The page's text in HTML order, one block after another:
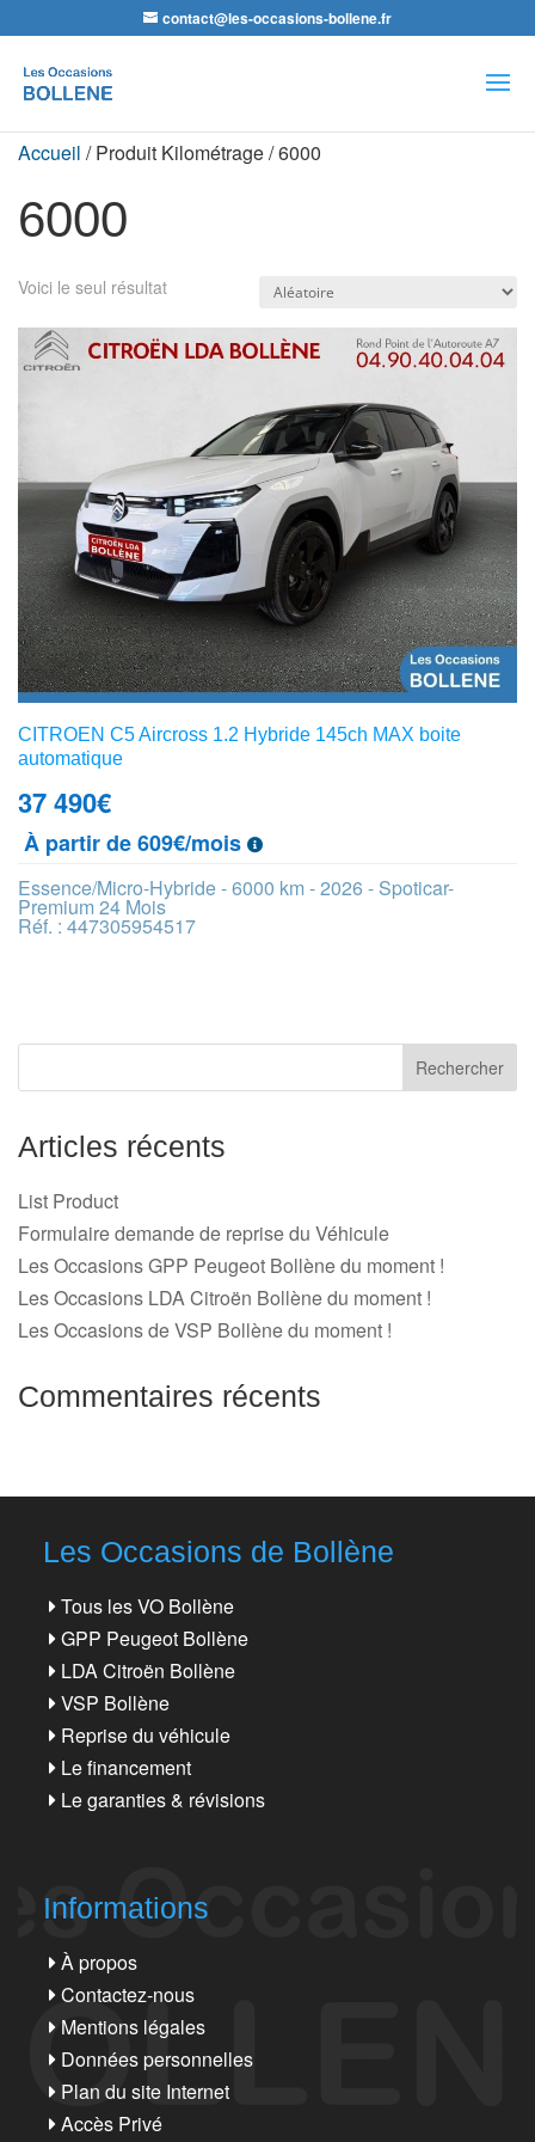
contact@les-occasions-bollene.fr
de
produits
Accueil / Produit Kilométrage / 6000
6000
Voici le seul résultat
CITROEN C5 Aircross 1.2 Hybride 145ch MAX boite
automatique
37 490€
À partir de 609€/mois
Essence/Micro-Hybride - 6000 km - 2026 - Spoticar-
Premium 24 Mois
Réf. : 447305954517
Articles récents
List Product
Formulaire demande de reprise du Véhicule
Les Occasions GPP Peugeot Bollène du moment !
Les Occasions LDA Citroën Bollène du moment !
Les Occasions de VSP Bollène du moment !
Commentaires récents
Les Occasions de Bollène
Tous les VO Bollène
GPP Peugeot Bollène
LDA Citroën Bollène
VSP Bollène
Reprise du véhicule
Le financement
Le garanties & révisions
Informations
À propos
Contactez-nous
Mentions légales
Données personnelles
Plan du site Internet
Accès Privé